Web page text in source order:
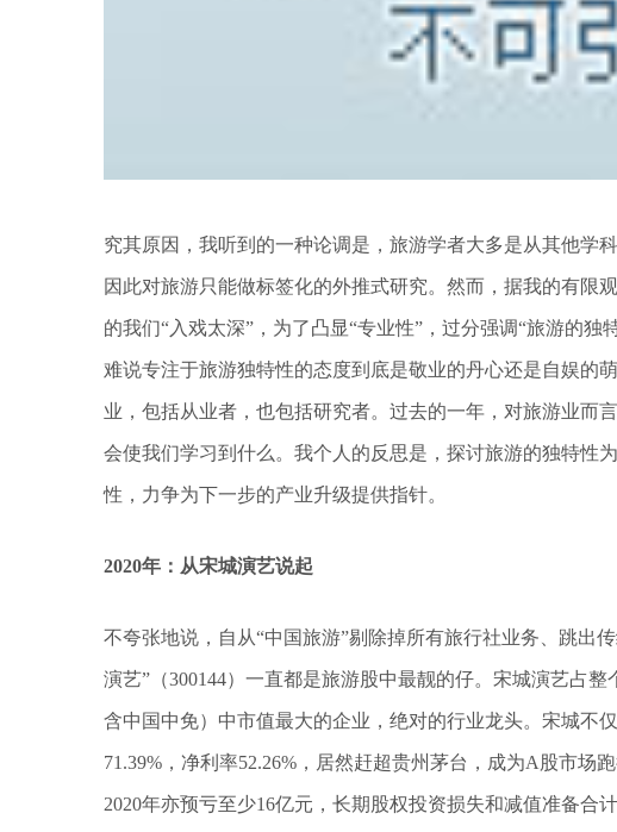
究其原因，我听到的一种论调是，旅游学者大多是从其他学
因此对旅游只能做标签化的外推式研究。然而，据我的有限
的我们“入戏太深”，为了凸显“专业性”，过分强调“旅游的独
难说专注于旅游独特性的态度到底是敬业的丹心还是自娱的
业，包括从业者，也包括研究者。过去的一年，对旅游业而
会使我们学习到什么。我个人的反思是，探讨旅游的独特性
性，力争为下一步的产业升级提供指针。
2020年：从宋城演艺说起
不夸张地说，自从“中国旅游”剔除掉所有旅行社业务、跳出
演艺”（300144）一直都是旅游股中最靓的仔。宋城演艺占
含中国中免）中市值最大的企业，绝对的行业龙头。宋城不
71.39%，净利率52.26%，居然赶超贵州茅台，成为A股市场
2020年亦预亏至少16亿元，长期股权投资损失和减值准备合